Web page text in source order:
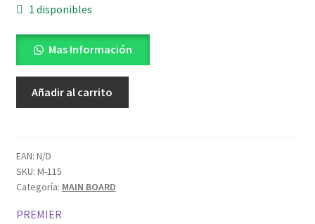
1 disponibles
Mas Información
Añadir al carrito
EAN: N/D
SKU: M-115
Categoría: MAIN BOARD
PREMIER